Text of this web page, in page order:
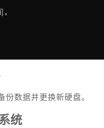
份数据并更换新硬盘。
统